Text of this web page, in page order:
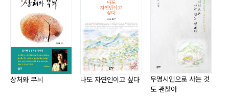
2부
045 인생길
046 우리 아가
047 무대, 모노드라마
교를 수료하게 된 시인은 대학 졸업 후 국어교사의 길을
접고 충남 태안으로 시집와 농부의 아내가 되었다. 서울기
독대학교 치유상담대학원(영성상담 전공)에서 문학석사
학위를 받았으며, 2016년, 대한민국 명강사 제205호(한
국강사협회), 기업교육 명강사(인재경영), 독서활동가(한
국출판문화산업진흥원)로 선정되었다.
육필시화전을 꿈꾸고 있는 시인은 현재 밀모래자연학교,
상처와 무늬 나도 자연인이고 싶다
무명시인으로 사는 것
도 괜찮아